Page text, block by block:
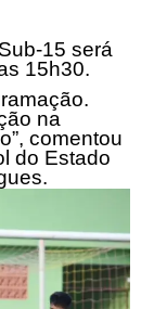
15 será
15h30.
na
comentou
do Estado